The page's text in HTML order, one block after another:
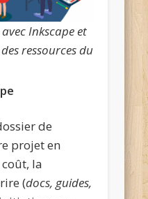
Inkscape et
ressources du
de
projet en
la
(docs, guides,